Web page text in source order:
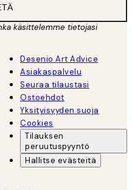
käsittelemme tietojasi
Desenio Art Advice
Asiakaspalvelu
Seuraa tilaustasi
Ostoehdot
Yksityisyyden suoja
Cookies
Tilauksen
peruutuspyyntö
Hallitse evästeitä